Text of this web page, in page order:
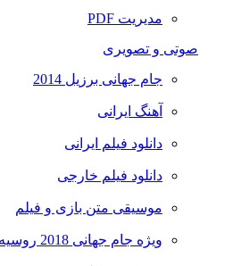
مدیریت PDF
صوتی و تصویری
جام جهانی برزیل 2014
آهنگ ایرانی
دانلود فیلم ایرانی
دانلود فیلم خارجی
موسیقی متن بازی و فیلم
ویژه جام جهانی 2018 روسیه